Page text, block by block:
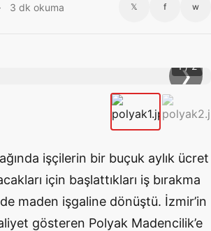
3 dk okuma 𝕏 f w
❯
1 / 2
işçilerin bir buçuk aylık ücret
için başlattıkları iş bırakma
maden işgaline dönüştü. İzmir’in
gösteren Polyak Madencilik’e